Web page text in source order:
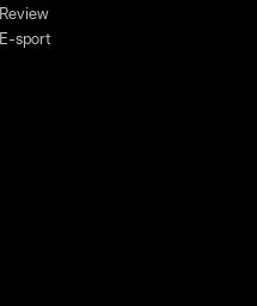
Review
E-sport